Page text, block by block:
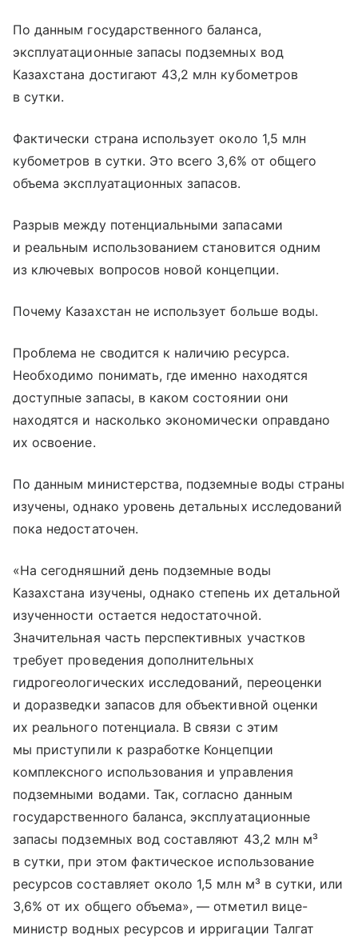
По данным государственного баланса,
эксплуатационные запасы подземных вод
Казахстана достигают 43,2 млн кубометров
в сутки.
Фактически страна использует около 1,5 млн
кубометров в сутки. Это всего 3,6% от общего
объема эксплуатационных запасов.
Разрыв между потенциальными запасами
и реальным использованием становится одним
из ключевых вопросов новой концепции.
Почему Казахстан не использует больше воды.
Проблема не сводится к наличию ресурса.
Необходимо понимать, где именно находятся
доступные запасы, в каком состоянии они
находятся и насколько экономически оправдано
их освоение.
По данным министерства, подземные воды страны
изучены, однако уровень детальных исследований
пока недостаточен.
«На сегодняшний день подземные воды
Казахстана изучены, однако степень их детальной
изученности остается недостаточной.
Значительная часть перспективных участков
требует проведения дополнительных
гидрогеологических исследований, переоценки
и доразведки запасов для объективной оценки
их реального потенциала. В связи с этим
мы приступили к разработке Концепции
комплексного использования и управления
подземными водами. Так, согласно данным
государственного баланса, эксплуатационные
запасы подземных вод составляют 43,2 млн м³
в сутки, при этом фактическое использование
ресурсов составляет около 1,5 млн м³ в сутки, или
3,6% от их общего объема», — отметил вице-
министр водных ресурсов и ирригации Талгат